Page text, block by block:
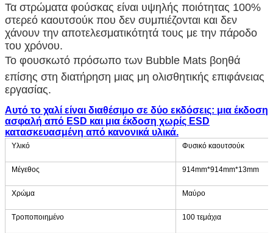
Τα στρώματα φούσκας είναι υψηλής ποιότητας 100%
στερεό καουτσούκ που δεν συμπιέζονται και δεν
χάνουν την αποτελεσματικότητά τους με την πάροδο
του χρόνου.
Το φουσκωτό πρόσωπο των Bubble Mats βοηθά
επίσης στη διατήρηση μιας μη ολισθητικής επιφάνειας
εργασίας.
Αυτό το χαλί είναι διαθέσιμο σε δύο εκδόσεις: μια έκδοση
ασφαλή από ESD και μια έκδοση χωρίς ESD
κατασκευασμένη από κανονικά υλικά.
Υλικό Φυσικό καουτσούκ
Μέγεθος 914mm*914mm*13mm
Χρώμα Μαύρο
Τροποποιημένο 100 τεμάχια